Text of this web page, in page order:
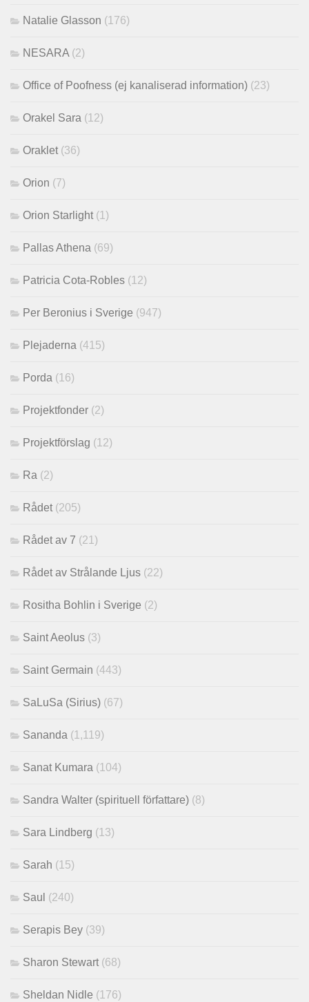
Natalie Glasson (176)
NESARA (2)
Office of Poofness (ej kanaliserad information) (23)
Orakel Sara (12)
Oraklet (36)
Orion (7)
Orion Starlight (1)
Pallas Athena (69)
Patricia Cota-Robles (12)
Per Beronius i Sverige (947)
Plejaderna (415)
Porda (16)
Projektfonder (2)
Projektförslag (12)
Ra (2)
Rådet (205)
Rådet av 7 (21)
Rådet av Strålande Ljus (22)
Rositha Bohlin i Sverige (2)
Saint Aeolus (3)
Saint Germain (443)
SaLuSa (Sirius) (67)
Sananda (1,119)
Sanat Kumara (104)
Sandra Walter (spirituell författare) (8)
Sara Lindberg (13)
Sarah (15)
Saul (240)
Serapis Bey (39)
Sharon Stewart (68)
Sheldan Nidle (176)